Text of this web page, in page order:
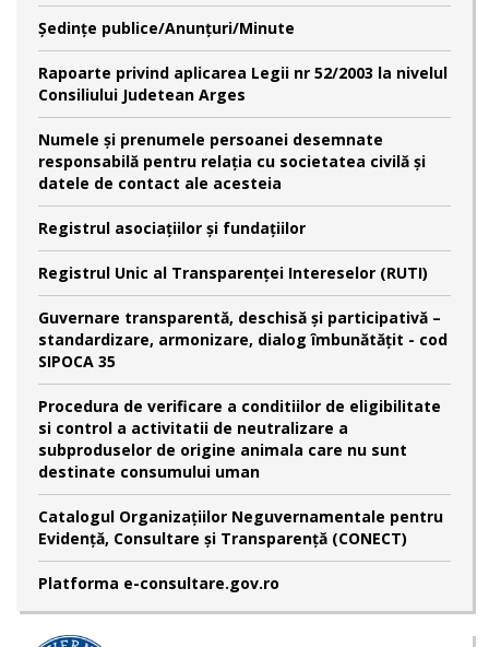
Şedinţe publice/Anunţuri/Minute
Rapoarte privind aplicarea Legii nr 52/2003 la nivelul
Consiliului Judetean Arges
Numele şi prenumele persoanei desemnate
responsabilă pentru relaţia cu societatea civilă şi
datele de contact ale acesteia
Registrul asociațiilor și fundațiilor
Registrul Unic al Transparenței Intereselor (RUTI)
Guvernare transparentă, deschisă și participativă –
standardizare, armonizare, dialog îmbunătățit - cod
SIPOCA 35
Procedura de verificare a conditiilor de eligibilitate
si control a activitatii de neutralizare a
subproduselor de origine animala care nu sunt
destinate consumului uman
Catalogul Organizațiilor Neguvernamentale pentru
Evidență, Consultare și Transparență (CONECT)
Platforma e-consultare.gov.ro